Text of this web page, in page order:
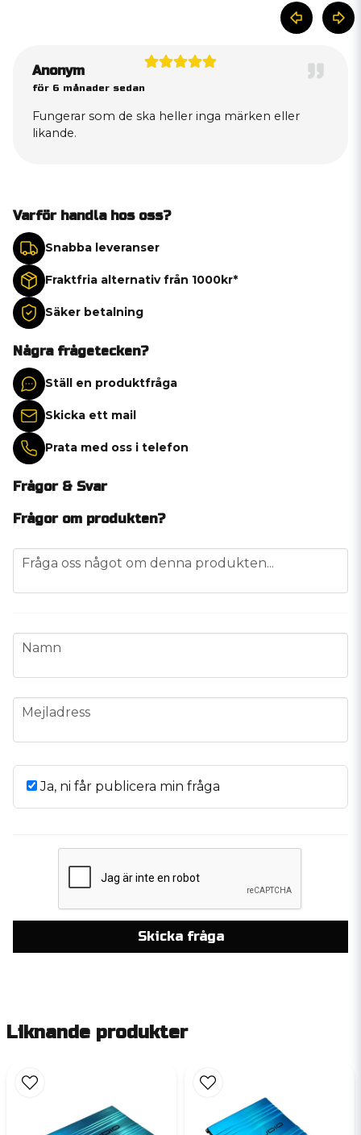
Anonym
för 6 månader sedan
Fungerar som de ska heller inga märken eller
likande.
Varför handla hos oss?
Snabba leveranser
Fraktfria alternativ från 1000kr*
Säker betalning
Några frågetecken?
Ställ en produktfråga
Skicka ett mail
Prata med oss i telefon
Frågor & Svar
Frågor om produkten?
question
Fråga oss något om denna produkten...
name
Namn
email
Mejladress
Ja, ni får publicera min fråga
Skicka fråga
Liknande produkter